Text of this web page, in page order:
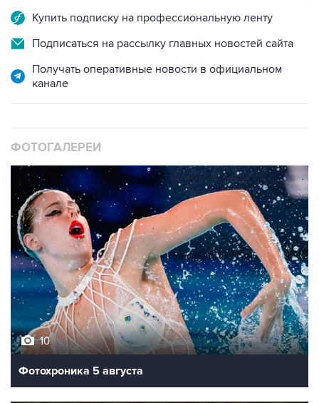
Купить подписку на профессиональную ленту
Подписаться на рассылку главных новостей сайта
Получать оперативные новости в официальном
канале
ФОТОГАЛЕРЕИ
10
Фотохроника 5 августа